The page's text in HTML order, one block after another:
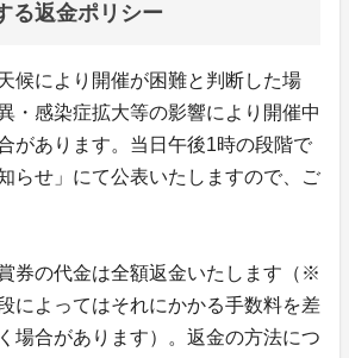
る返金ポリシー
候により開催が困難と判断した場
・感染症拡大等の影響により開催中
があります。当日午後1時の段階で
らせ」にて公表いたしますので、ご
券の代金は全額返金いたします（※
によってはそれにかかる手数料を差
場合があります）。返金の方法につ